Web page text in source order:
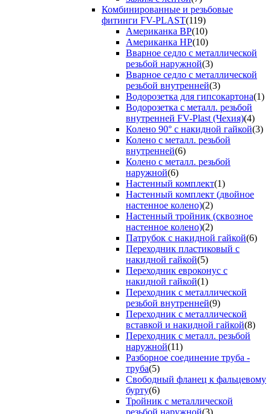
Комбинированные и резьбовые
фитинги FV-PLAST(119)
Американка ВР(10)
Американка НР(10)
Вварное седло с металлической
резьбой наружной(3)
Вварное седло с металлической
резьбой внутренней(3)
Водорозетка для гипсокартона(1)
Водорозетка с металл. резьбой
внутренней FV-Plast (Чехия)(4)
Колено 90° с накидной гайкой(3)
Колено с металл. резьбой
внутренней(6)
Колено с металл. резьбой
наружной(6)
Настенный комплект(1)
Настенный комплект (двойное
настенное колено)(2)
Настенный тройник (сквозное
настенное колено)(2)
Патрубок с накидной гайкой(6)
Переходник пластиковый с
накидной гайкой(5)
Переходник евроконус с
накидной гайкой(1)
Переходник с металлической
резьбой внутренней(9)
Переходник с металлической
вставкой и накидной гайкой(8)
Переходник с металл. резьбой
наружной(11)
Разборное соединение труба -
труба(5)
Свободный фланец к фальцевому
бурту(6)
Тройник с металлической
резьбой наружной(3)